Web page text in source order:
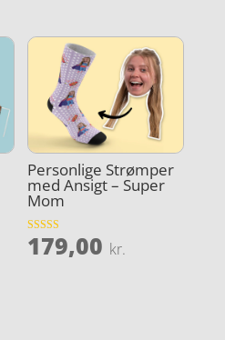
Personlige Strømper
med Ansigt – Super
Mom
Vurderet
5
179,00 kr.